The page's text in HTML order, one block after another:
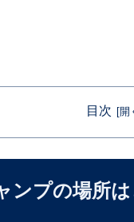
目次
ンプの場所